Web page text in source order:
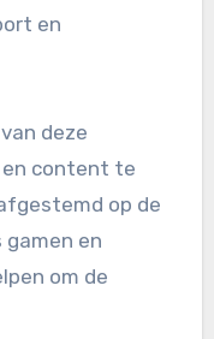
en
deze
content te
op de
gamen en
om de